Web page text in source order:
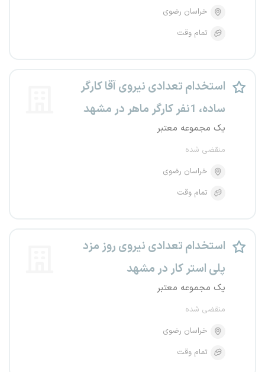
خراسان رضوی
تمام وقت
استخدام تعدادی نیروی آقا کارگر
ساده، 1نفر کارگر ماهر در مشهد
یک مجموعه معتبر
منقضی شده
خراسان رضوی
تمام وقت
استخدام تعدادی نیروی روز مزد
پلی استر کار در مشهد
یک مجموعه معتبر
منقضی شده
خراسان رضوی
تمام وقت